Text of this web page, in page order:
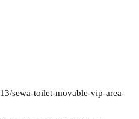
sewa-toilet-movable-vip-area-